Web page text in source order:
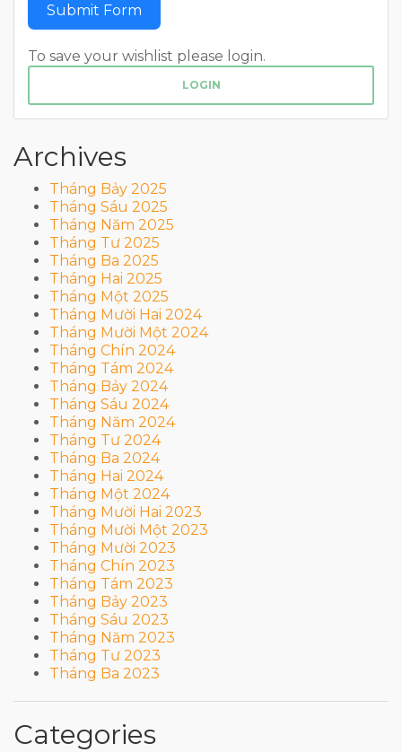
Submit Form
To save your wishlist please login.
LOGIN
Archives
Tháng Bảy 2025
Tháng Sáu 2025
Tháng Năm 2025
Tháng Tư 2025
Tháng Ba 2025
Tháng Hai 2025
Tháng Một 2025
Tháng Mười Hai 2024
Tháng Mười Một 2024
Tháng Chín 2024
Tháng Tám 2024
Tháng Bảy 2024
Tháng Sáu 2024
Tháng Năm 2024
Tháng Tư 2024
Tháng Ba 2024
Tháng Hai 2024
Tháng Một 2024
Tháng Mười Hai 2023
Tháng Mười Một 2023
Tháng Mười 2023
Tháng Chín 2023
Tháng Tám 2023
Tháng Bảy 2023
Tháng Sáu 2023
Tháng Năm 2023
Tháng Tư 2023
Tháng Ba 2023
Categories